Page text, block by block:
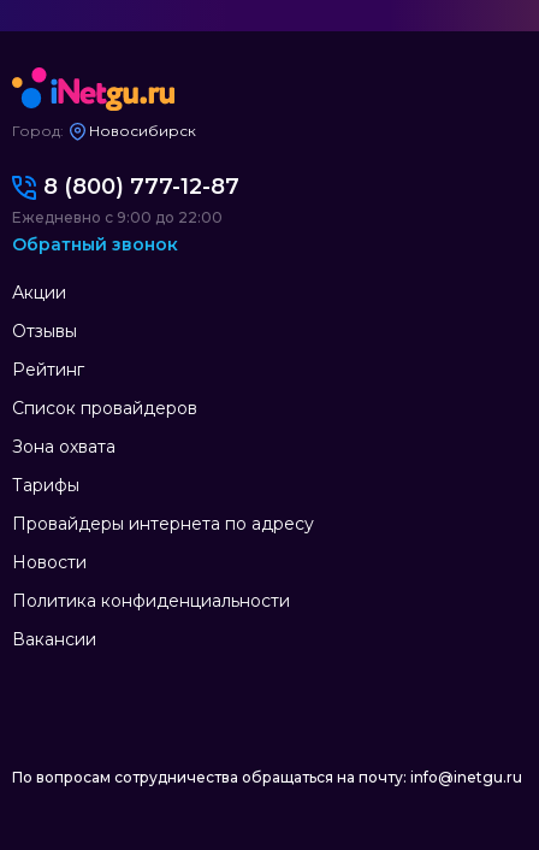
Город: Новосибирск
Акции
Отзывы
Рейтинг
Список провайдеров
Зона охвата
Тарифы
Провайдеры интернета по адресу
Новости
Политика конфиденциальности
Вакансии
8 (800) 777-12-87
Ежедневно с 9:00 до 22:00
Обратный звонок
По вопросам сотрудничества обращаться на почту: info@inetgu.ru